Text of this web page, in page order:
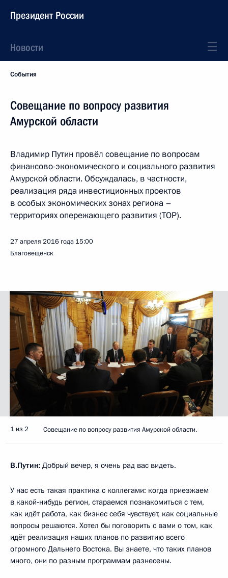
Президент России
Новости
События
Совещание по вопросу развития
Амурской области
Владимир Путин провёл совещание по вопросам
финансово-экономического и социального развития
Амурской области. Обсуждалась, в частности,
реализация ряда инвестиционных проектов
в особых экономических зонах региона –
территориях опережающего развития (ТОР).
27 апреля 2016 года 15:00
Благовещенск
1 из 2 Совещание по вопросу развития Амурской области.
В.Путин: Добрый вечер, я очень рад вас видеть.
У нас есть такая практика с коллегами: когда приезжаем
в какой‑нибудь регион, стараемся познакомиться с тем,
как идёт работа, как бизнес себя чувствует, как социальные
вопросы решаются. Хотел бы поговорить с вами о том, как
идёт реализация наших планов по развитию всего
огромного Дальнего Востока. Вы знаете, что таких планов
много, они по разным программам разнесены.